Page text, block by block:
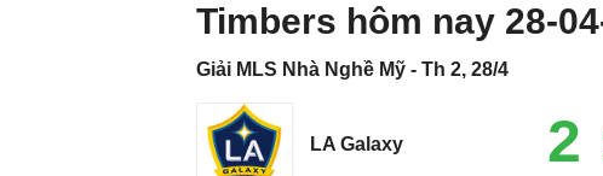
Timbers hôm nay 28-
Giải MLS Nhà Nghề Mỹ - Th 2, 28/4
LA Galaxy 2